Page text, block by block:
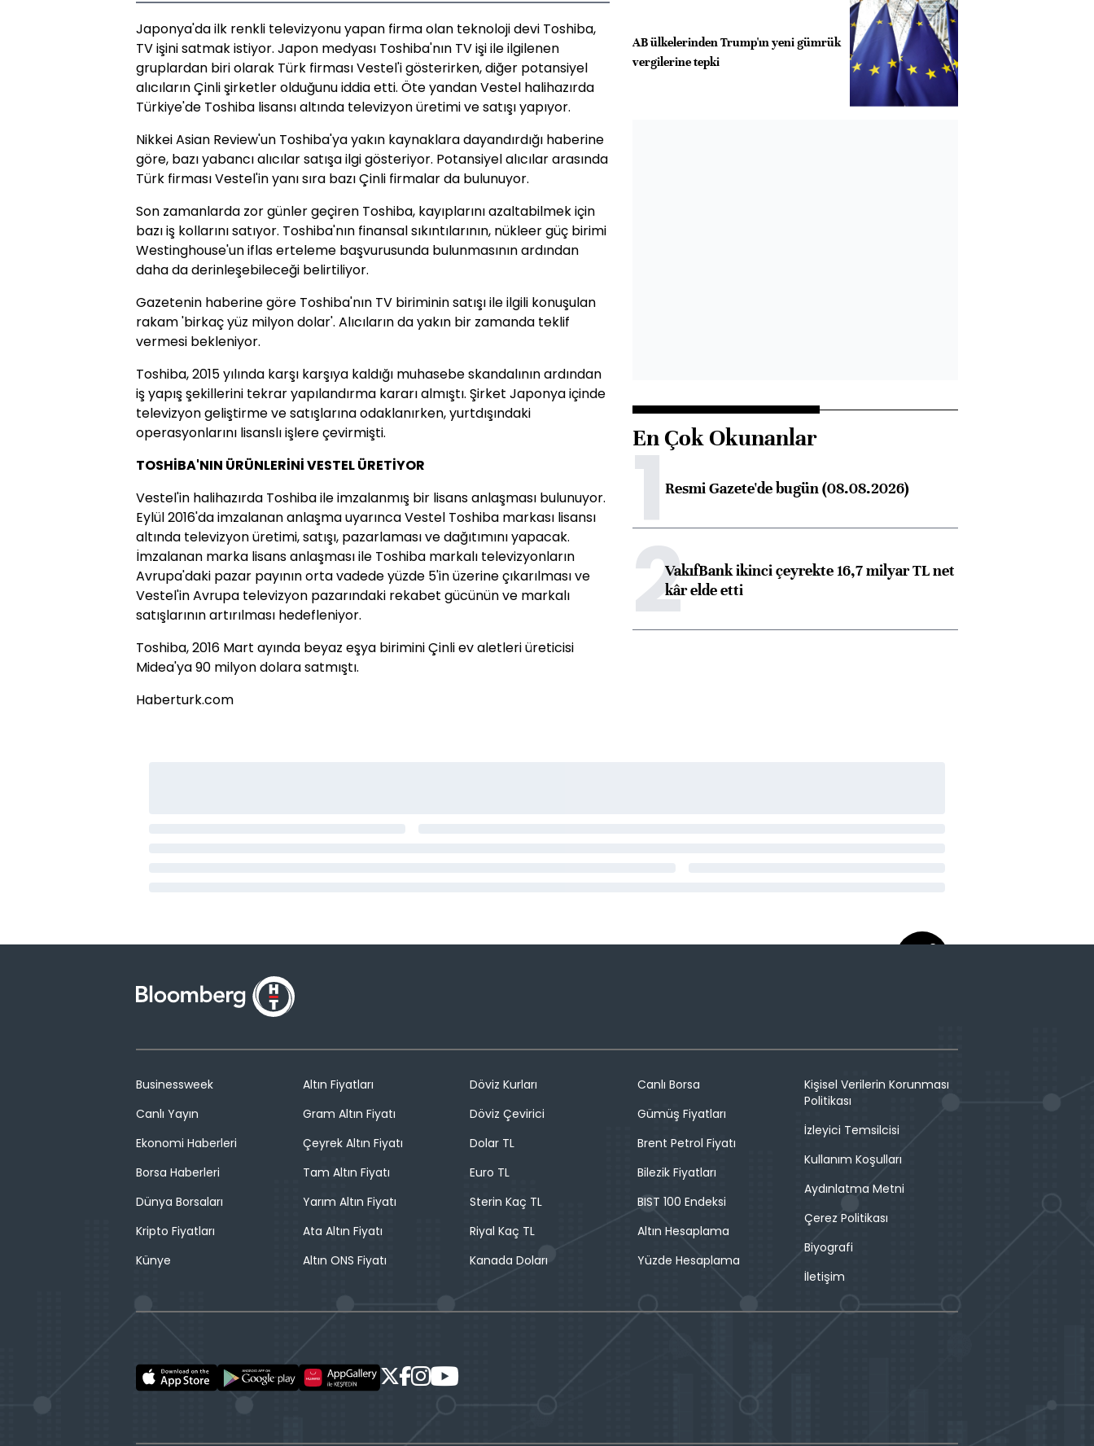
Japonya'da ilk renkli televizyonu yapan firma olan teknoloji devi Toshiba,
TV işini satmak istiyor. Japon medyası Toshiba'nın TV işi ile ilgilenen
gruplardan biri olarak Türk firması Vestel'i gösterirken, diğer potansiyel
alıcıların Çinli şirketler olduğunu iddia etti. Öte yandan Vestel halihazırda
Türkiye'de Toshiba lisansı altında televizyon üretimi ve satışı yapıyor.
Nikkei Asian Review'un Toshiba'ya yakın kaynaklara dayandırdığı haberine
göre, bazı yabancı alıcılar satışa ilgi gösteriyor. Potansiyel alıcılar arasında
Türk firması Vestel'in yanı sıra bazı Çinli firmalar da bulunuyor.
Son zamanlarda zor günler geçiren Toshiba, kayıplarını azaltabilmek için
bazı iş kollarını satıyor. Toshiba'nın finansal sıkıntılarının, nükleer güç birimi
Westinghouse'un iflas erteleme başvurusunda bulunmasının ardından
daha da derinleşebileceği belirtiliyor.
Gazetenin haberine göre Toshiba'nın TV biriminin satışı ile ilgili konuşulan
rakam 'birkaç yüz milyon dolar'. Alıcıların da yakın bir zamanda teklif
vermesi bekleniyor.
Toshiba, 2015 yılında karşı karşıya kaldığı muhasebe skandalının ardından
iş yapış şekillerini tekrar yapılandırma kararı almıştı. Şirket Japonya içinde
televizyon geliştirme ve satışlarına odaklanırken, yurtdışındaki
operasyonlarını lisanslı işlere çevirmişti.
TOSHİBA'NIN ÜRÜNLERİNİ VESTEL ÜRETİYOR
Vestel'in halihazırda Toshiba ile imzalanmış bir lisans anlaşması bulunuyor.
Eylül 2016'da imzalanan anlaşma uyarınca Vestel Toshiba markası lisansı
altında televizyon üretimi, satışı, pazarlaması ve dağıtımını yapacak.
İmzalanan marka lisans anlaşması ile Toshiba markalı televizyonların
Avrupa'daki pazar payının orta vadede yüzde 5'in üzerine çıkarılması ve
Vestel'in Avrupa televizyon pazarındaki rekabet gücünün ve markalı
satışlarının artırılması hedefleniyor.
Toshiba, 2016 Mart ayında beyaz eşya birimini Çinli ev aletleri üreticisi
Midea'ya 90 milyon dolara satmıştı.
Haberturk.com
AB ülkelerinden Trump'ın yeni gümrük
vergilerine tepki
En Çok Okunanlar
1Resmi Gazete'de bugün (08.08.2026)
2VakıfBank ikinci çeyrekte 16,7 milyar TL net
kâr elde etti
Businessweek
Canlı Yayın
Ekonomi Haberleri
Borsa Haberleri
Dünya Borsaları
Kripto Fiyatları
Künye
Altın Fiyatları
Gram Altın Fiyatı
Çeyrek Altın Fiyatı
Tam Altın Fiyatı
Yarım Altın Fiyatı
Ata Altın Fiyatı
Altın ONS Fiyatı
Döviz Kurları
Döviz Çevirici
Dolar TL
Euro TL
Sterin Kaç TL
Riyal Kaç TL
Kanada Doları
Canlı Borsa
Gümüş Fiyatları
Brent Petrol Fiyatı
Bilezik Fiyatları
BIST 100 Endeksi
Altın Hesaplama
Yüzde Hesaplama
Kişisel Verilerin Korunması
Politikası
İzleyici Temsilcisi
Kullanım Koşulları
Aydınlatma Metni
Çerez Politikası
Biyografi
İletişim